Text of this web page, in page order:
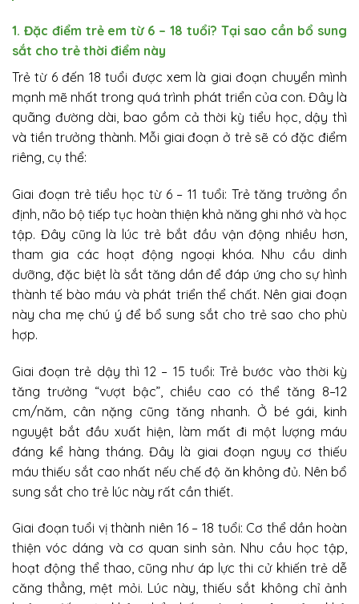
1. Đặc điểm trẻ em từ 6 – 18 tuổi? Tại sao cần bổ sung
sắt cho trẻ thời điểm này
Trẻ từ 6 đến 18 tuổi được xem là giai đoạn chuyển mình
mạnh mẽ nhất trong quá trình phát triển của con. Đây là
quãng đường dài, bao gồm cả thời kỳ tiểu học, dậy thì
và tiền trưởng thành. Mỗi giai đoạn ở trẻ sẽ có đặc điểm
riêng, cụ thể:
Giai đoạn trẻ tiểu học từ 6 – 11 tuổi: Trẻ tăng trưởng ổn
định, não bộ tiếp tục hoàn thiện khả năng ghi nhớ và học
tập. Đây cũng là lúc trẻ bắt đầu vận động nhiều hơn,
tham gia các hoạt động ngoại khóa. Nhu cầu dinh
dưỡng, đặc biệt là sắt tăng dần để đáp ứng cho sự hình
thành tế bào máu và phát triển thể chất. Nên giai đoạn
này cha mẹ chú ý để bổ sung sắt cho trẻ sao cho phù
hợp.
Giai đoạn trẻ dậy thì 12 – 15 tuổi: Trẻ bước vào thời kỳ
tăng trưởng “vượt bậc”, chiều cao có thể tăng 8–12
cm/năm, cân nặng cũng tăng nhanh. Ở bé gái, kinh
nguyệt bắt đầu xuất hiện, làm mất đi một lượng máu
đáng kể hàng tháng. Đây là giai đoạn nguy cơ thiếu
máu thiếu sắt cao nhất nếu chế độ ăn không đủ. Nên bổ
sung sắt cho trẻ lúc này rất cần thiết.
Giai đoạn tuổi vị thành niên 16 – 18 tuổi: Cơ thể dần hoàn
thiện vóc dáng và cơ quan sinh sản. Nhu cầu học tập,
hoạt động thể thao, cũng như áp lực thi cử khiến trẻ dễ
căng thẳng, mệt mỏi. Lúc này, thiếu sắt không chỉ ảnh